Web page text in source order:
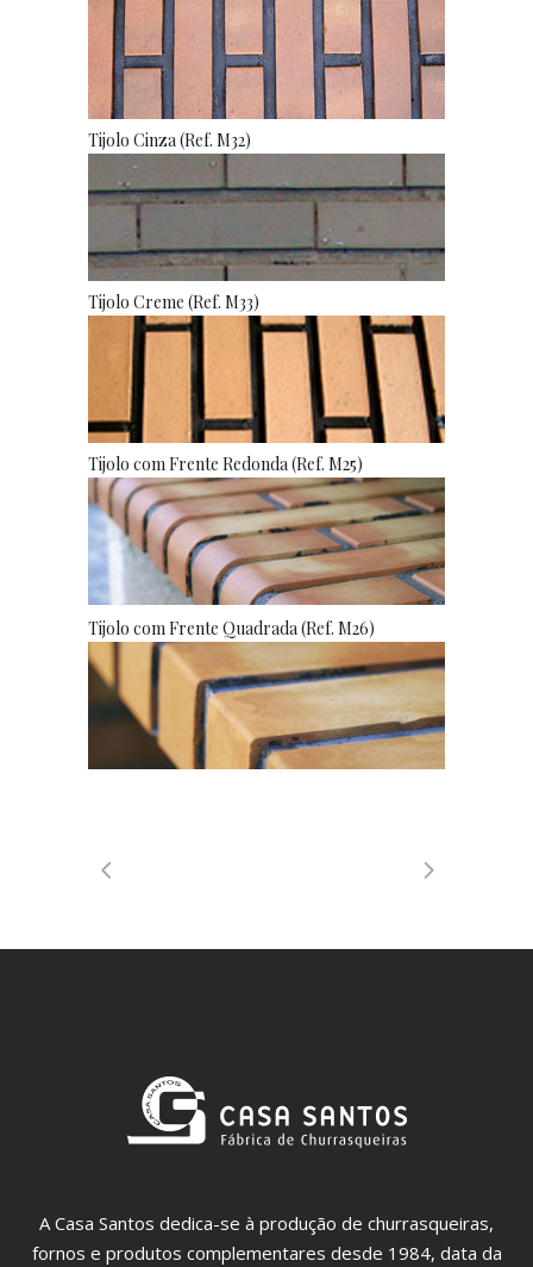
Tijolo Cinza (Ref. M32)
Tijolo Creme (Ref. M33)
Tijolo com Frente Redonda (Ref. M25)
Tijolo com Frente Quadrada (Ref. M26)
A Casa Santos dedica-se à produção de churrasqueiras,
fornos e produtos complementares desde 1984, data da